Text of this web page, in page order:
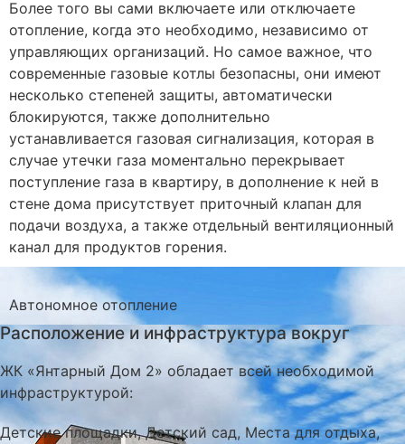
Автономноеотопление
Более того вы сами включаете или отключаете
отопление, когда это необходимо, независимо от
управляющих организаций. Но самое важное, что
современные газовые котлы безопасны, они имеют
несколько степеней защиты, автоматически
блокируются, также дополнительно
устанавливается газовая сигнализация, которая в
случае утечки газа моментально перекрывает
поступление газа в квартиру, в дополнение к ней в
стене дома присутствует приточный клапан для
подачи воздуха, а также отдельный вентиляционный
канал для продуктов горения.
Расположение и инфраструктура вокруг
ЖК «Янтарный Дом 2» обладает всей необходимой
инфраструктурой:
Детские площадки, Детский сад, Места для отдыха,